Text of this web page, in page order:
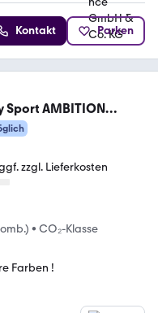
Kontakt Parken
Sport AMBITION
zur Auswahl!!
zzgl. Lieferkosten
• CO₂-Klasse
Farben !